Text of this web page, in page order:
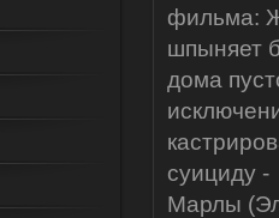
фильма:
шпыняет
дома
суициду -
Марлы